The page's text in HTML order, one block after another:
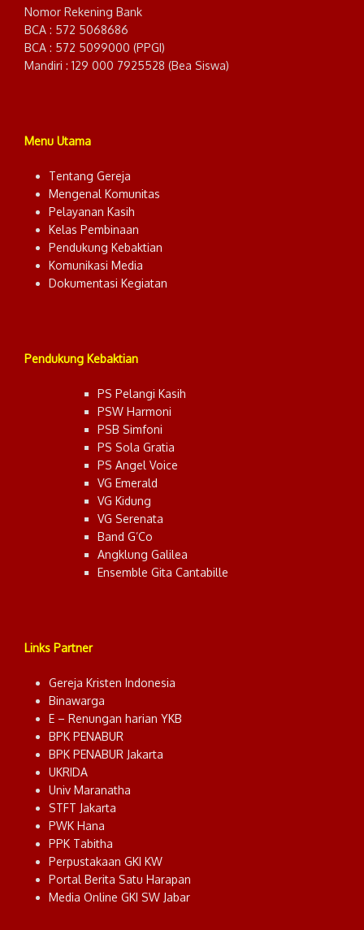
Nomor Rekening Bank
BCA : 572 5068686
BCA : 572 5099000 (PPGI)
Mandiri : 129 000 7925528 (Bea Siswa)
Menu Utama
Tentang Gereja
Mengenal Komunitas
Pelayanan Kasih
Kelas Pembinaan
Pendukung Kebaktian
Komunikasi Media
Dokumentasi Kegiatan
Pendukung Kebaktian
PS Pelangi Kasih
PSW Harmoni
PSB Simfoni
PS Sola Gratia
PS Angel Voice
VG Emerald
VG Kidung
VG Serenata
Band G’Co
Angklung Galilea
Ensemble Gita Cantabille
Links Partner
Gereja Kristen Indonesia
Binawarga
E – Renungan harian YKB
BPK PENABUR
BPK PENABUR Jakarta
UKRIDA
Univ Maranatha
STFT Jakarta
PWK Hana
PPK Tabitha
Perpustakaan GKI KW
Portal Berita Satu Harapan
Media Online GKI SW Jabar